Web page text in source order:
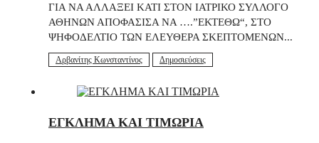
ΓΙΑ ΝΑ ΑΛΛΑΞΕΙ ΚΑΤΙ ΣΤΟΝ ΙΑΤΡΙΚΟ ΣΥΛΛΟΓΟ
ΑΘΗΝΩΝ ΑΠΟΦΑΣΙΣΑ ΝΑ ….”ΕΚΤΕΘΩ“, ΣΤΟ
ΨΗΦΟΔΕΛΤΙΟ ΤΩΝ ΕΛΕΥΘΕΡΑ ΣΚΕΠΤΟΜΕΝΩΝ...
Αρβανίτης Κωνσταντίνος Δημοσιεύσεις
ΕΓΚΛΗΜΑ ΚΑΙ ΤΙΜΩΡΙΑ